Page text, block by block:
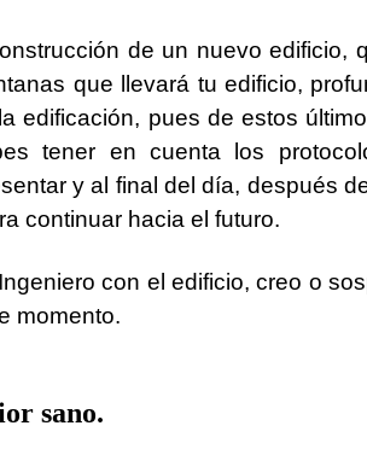
de un nuevo edificio,
que llevará tu edificio,
edificación, pues de estos
tener en cuenta los
y al final del día, después
continuar hacia el futuro.
con el edificio, creo o
momento.
sano.